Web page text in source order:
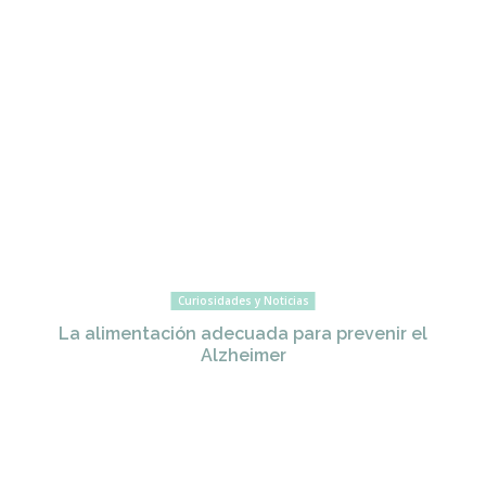
Curiosidades y Noticias
La alimentación adecuada para prevenir el
Alzheimer